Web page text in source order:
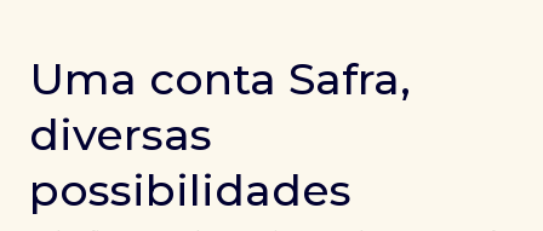
Uma conta Safra,
diversas
possibilidades